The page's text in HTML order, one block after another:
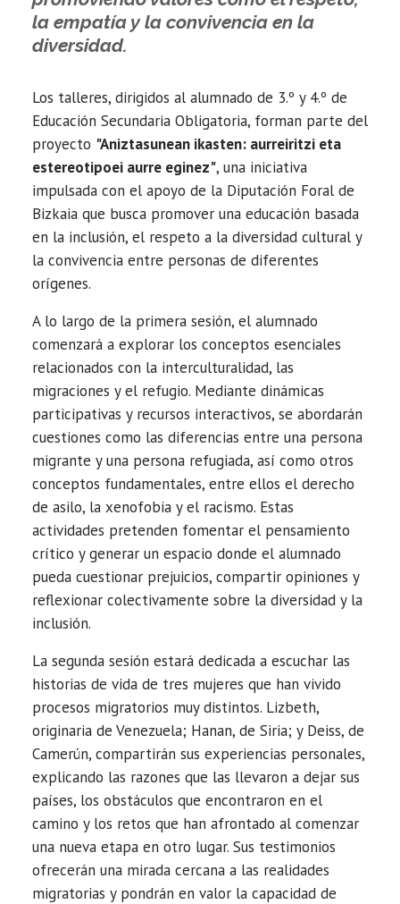
la empatía y la convivencia en la
diversidad.
Los talleres, dirigidos al alumnado de 3.º y 4.º de
Educación Secundaria Obligatoria, forman parte del
proyecto "Aniztasunean ikasten: aurreiritzi eta
estereotipoei aurre eginez", una iniciativa
impulsada con el apoyo de la Diputación Foral de
Bizkaia que busca promover una educación basada
en la inclusión, el respeto a la diversidad cultural y
la convivencia entre personas de diferentes
orígenes.
A lo largo de la primera sesión, el alumnado
comenzará a explorar los conceptos esenciales
relacionados con la interculturalidad, las
migraciones y el refugio. Mediante dinámicas
participativas y recursos interactivos, se abordarán
cuestiones como las diferencias entre una persona
migrante y una persona refugiada, así como otros
conceptos fundamentales, entre ellos el derecho
de asilo, la xenofobia y el racismo. Estas
actividades pretenden fomentar el pensamiento
crítico y generar un espacio donde el alumnado
pueda cuestionar prejuicios, compartir opiniones y
reflexionar colectivamente sobre la diversidad y la
inclusión.
La segunda sesión estará dedicada a escuchar las
historias de vida de tres mujeres que han vivido
procesos migratorios muy distintos. Lizbeth,
originaria de Venezuela; Hanan, de Siria; y Deiss, de
Camerún, compartirán sus experiencias personales,
explicando las razones que las llevaron a dejar sus
países, los obstáculos que encontraron en el
camino y los retos que han afrontado al comenzar
una nueva etapa en otro lugar. Sus testimonios
ofrecerán una mirada cercana a las realidades
migratorias y pondrán en valor la capacidad de